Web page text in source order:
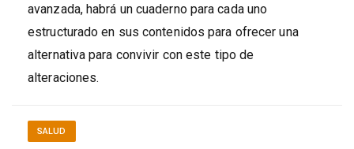
avanzada, habrá un cuaderno para cada uno
estructurado en sus contenidos para ofrecer una
alternativa para convivir con este tipo de
alteraciones.
SALUD